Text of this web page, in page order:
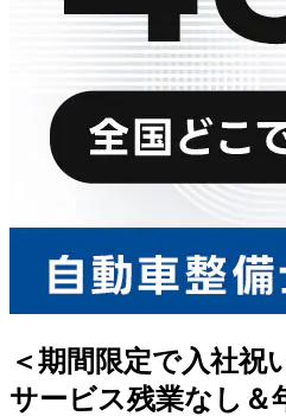
＜期間限定で入社祝
サービス残業なし＆